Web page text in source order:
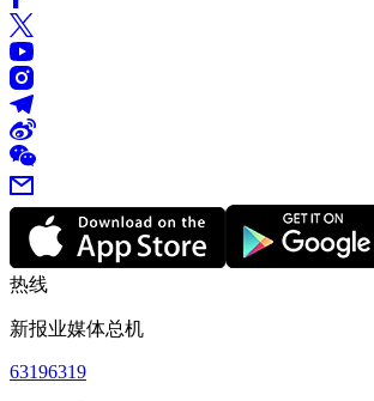
热线
新报业媒体总机
63196319